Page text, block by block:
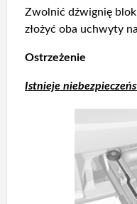
Zwolnić dźwignię
złożyć oba uchwyty
Ostrzeżenie
Istnieje